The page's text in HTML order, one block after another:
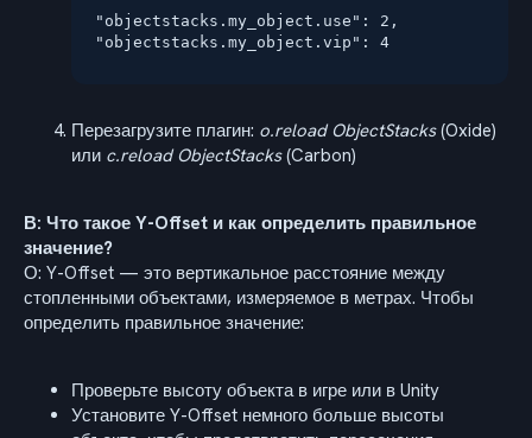
"objectstacks.my_object.use": 2,
"objectstacks.my_object.vip": 4
Перезагрузите плагин: o.reload ObjectStacks(Oxide)
или c.reload ObjectStacks(Carbon)
В: Что такое Y-Offset и как определить правильное
значение?
О: Y-Offset — это вертикальное расстояние между
стопленными объектами, измеряемое в метрах. Чтобы
определить правильное значение:
Проверьте высоту объекта в игре или в Unity
Установите Y-Offset немного больше высоты